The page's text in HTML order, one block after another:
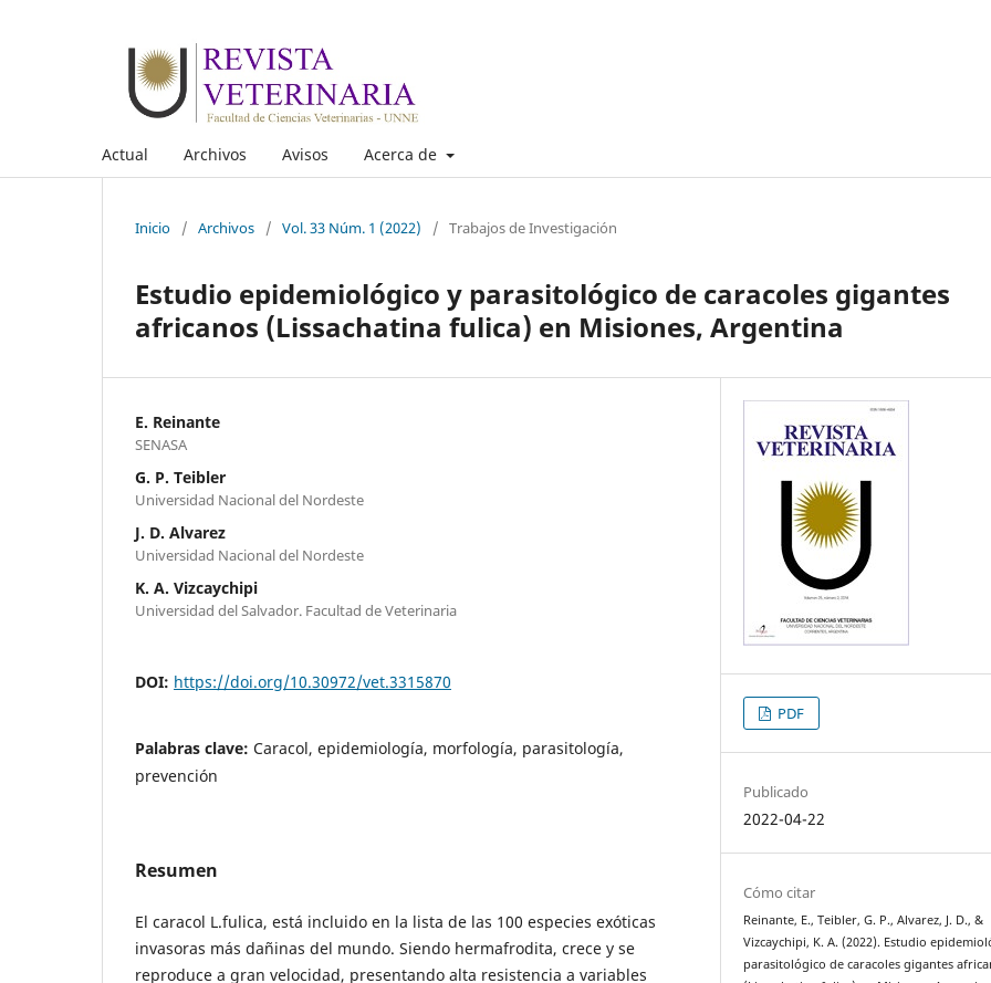
Actual Archivos Avisos Acerca de
Inicio / Archivos / Vol. 33 Núm. 1 (2022) / Trabajos de Investigación
Estudio epidemiológico y parasitológico de caracoles gigantes
africanos (Lissachatina fulica) en Misiones, Argentina
E. Reinante
SENASA
G. P. Teibler
Universidad Nacional del Nordeste
J. D. Alvarez
Universidad Nacional del Nordeste
K. A. Vizcaychipi
Universidad del Salvador. Facultad de Veterinaria
DOI: https://doi.org/10.30972/vet.3315870
Palabras clave: Caracol, epidemiología, morfología, parasitología,
prevención
Resumen
El caracol L.fulica, está incluido en la lista de las 100 especies exóticas
invasoras más dañinas del mundo. Siendo hermafrodita, crece y se
reproduce a gran velocidad, presentando alta resistencia a variables
PDF
Publicado
2022-04-22
Cómo citar
Reinante, E., Teibler, G. P., Alvarez, J. D., &
Vizcaychipi, K. A. (2022). Estudio
parasitológico de caracoles gigantes